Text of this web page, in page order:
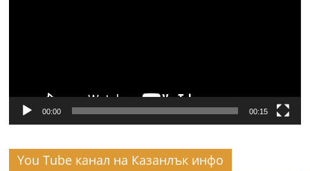
00:00 00:15
You Tube канал на Казанлък инфо